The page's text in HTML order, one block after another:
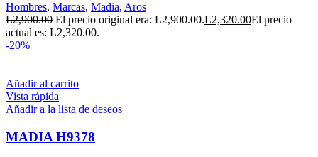
Hombres, Marcas, Madia, Aros
L2,900.00 El precio original era: L2,900.00.L2,320.00El precio
actual es: L2,320.00.
-20%
Añadir al carrito
Vista rápida
Añadir a la lista de deseos
MADIA H9378